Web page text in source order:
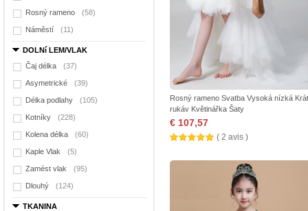
Rosný rameno (58)
Náměstí (11)
DOLNí LEM/VLAK
Čaj délka
(37)
Asymetrické (39)
Délka podlahy (105)
Kotníky (228)
Kolena délka (60)
Kaple Vlak (5)
Zamést vlak (95)
Dlouhý (124)
TKANINA
Rosný rameno Svatba Vysoká nízká
rukáv Květinářka Šaty
€ 107,57
( 2 avis )